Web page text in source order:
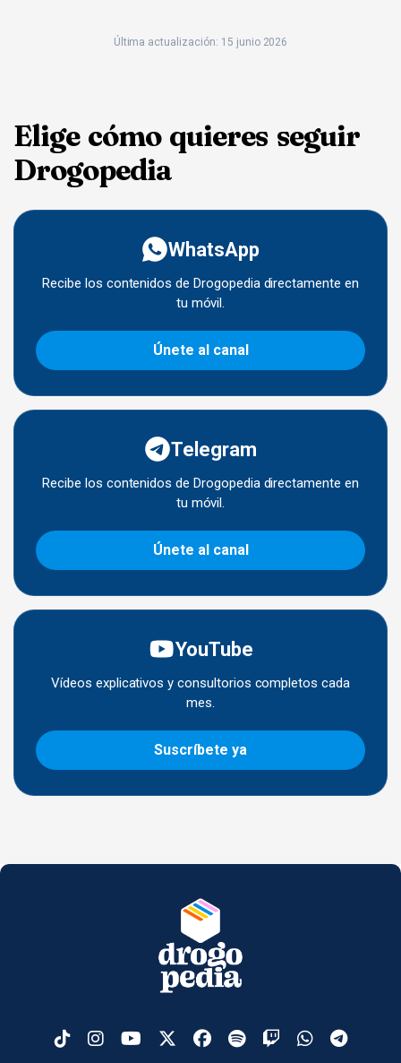
Última actualización: 15 junio 2026
Elige cómo quieres seguir
Drogopedia
WhatsApp
Recibe los contenidos de Drogopedia directamente en
tu móvil.
Únete al canal
Telegram
Recibe los contenidos de Drogopedia directamente en
tu móvil.
Únete al canal
YouTube
Vídeos explicativos y consultorios completos cada
mes.
Suscríbete ya